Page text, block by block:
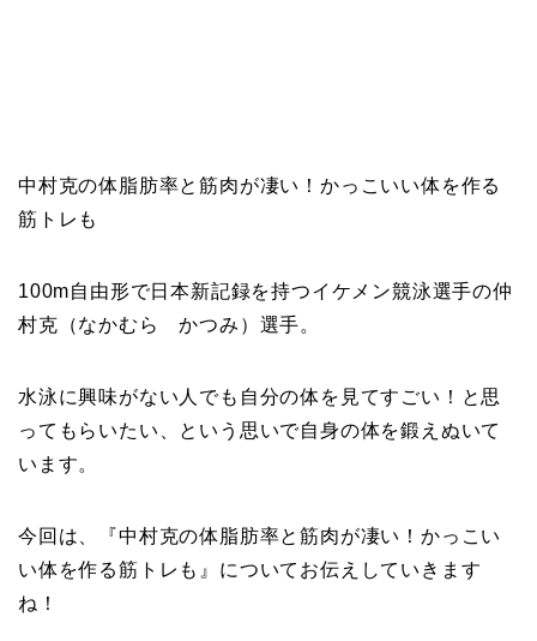
中村克の体脂肪率と筋肉が凄い！かっこいい体を作る
筋トレも
100m自由形で日本新記録を持つイケメン競泳選手の仲
村克（なかむら かつみ）選手。
水泳に興味がない人でも自分の体を見てすごい！と思
ってもらいたい、という思いで自身の体を鍛えぬいて
います。
今回は、『中村克の体脂肪率と筋肉が凄い！かっこい
い体を作る筋トレも』についてお伝えしていきます
ね！